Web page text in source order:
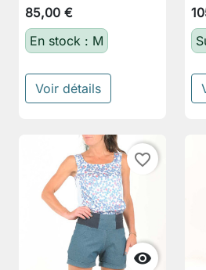
85,00 €
En stock : M
Voir détails

favorite_border